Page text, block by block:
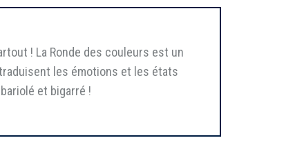
! La Ronde des couleurs est un
les émotions et les états
et bigarré !